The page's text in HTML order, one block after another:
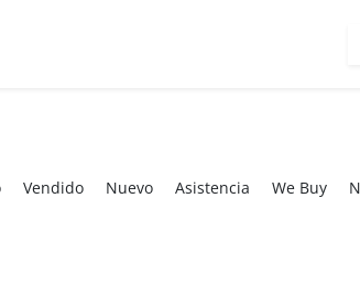
Vendido Nuevo Asistencia We Buy